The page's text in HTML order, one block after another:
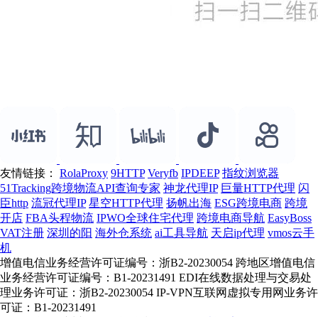
友情链接： RolaProxy 9HTTP Veryfb IPDEEP 指纹浏览器
51Tracking跨境物流API查询专家 神龙代理IP 巨量HTTP代理 闪
臣http 流冠代理IP 星空HTTP代理 扬帆出海 ESG跨境电商 跨境
开店 FBA头程物流 IPWO全球住宅代理 跨境电商导航 EasyBoss
VAT注册 深圳的阳 海外仓系统 ai工具导航 天启ip代理 vmos云手
机
增值电信业务经营许可证编号：浙B2-20230054 跨地区增值电信
业务经营许可证编号：B1-20231491 EDI在线数据处理与交易处
理业务许可证：浙B2-20230054 IP-VPN互联网虚拟专用网业务许
可证：B1-20231491